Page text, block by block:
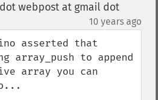
webpost at gmail dot
10 years ago
asserted that
array_push to append
array you can